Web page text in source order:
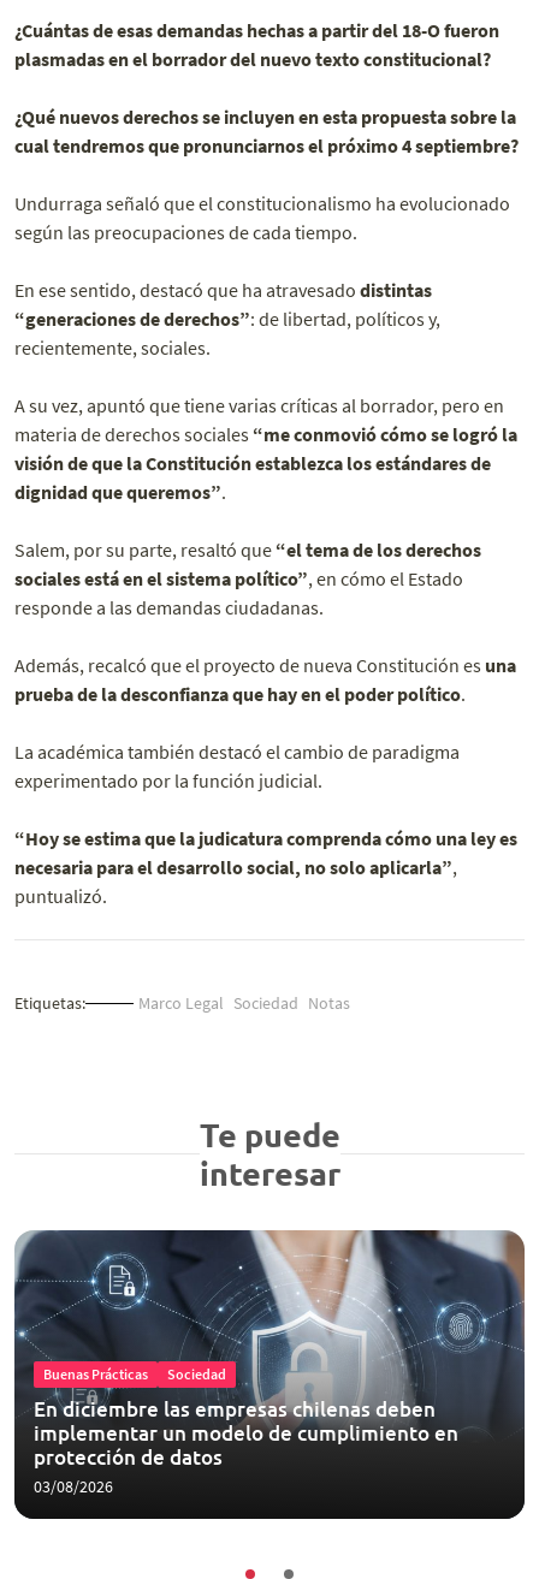
¿Cuántas de esas demandas hechas a partir del 18-O fueron
plasmadas en el borrador del nuevo texto constitucional?
¿Qué nuevos derechos se incluyen en esta propuesta sobre la
cual tendremos que pronunciarnos el próximo 4 septiembre?
Undurraga señaló que el constitucionalismo ha evolucionado
según las preocupaciones de cada tiempo.
En ese sentido, destacó que ha atravesado distintas
“generaciones de derechos”: de libertad, políticos y,
recientemente, sociales.
A su vez, apuntó que tiene varias críticas al borrador, pero en
materia de derechos sociales “me conmovió cómo se logró la
visión de que la Constitución establezca los estándares de
dignidad que queremos”.
Salem, por su parte, resaltó que “el tema de los derechos
sociales está en el sistema político”, en cómo el Estado
responde a las demandas ciudadanas.
Además, recalcó que el proyecto de nueva Constitución es una
prueba de la desconfianza que hay en el poder político.
La académica también destacó el cambio de paradigma
experimentado por la función judicial.
“Hoy se estima que la judicatura comprenda cómo una ley es
necesaria para el desarrollo social, no solo aplicarla”,
puntualizó.
Etiquetas: Marco Legal Sociedad Notas
Te puede
interesar
Buenas Prácticas Sociedad
En diciembre las empresas chilenas deben
implementar un modelo de cumplimiento en
protección de datos
03/08/2026